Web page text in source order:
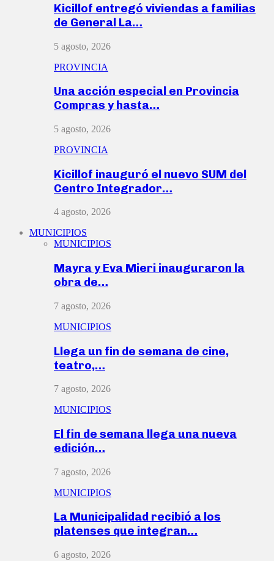
Kicillof entregó viviendas a familias
de General La…
5 agosto, 2026
PROVINCIA
Una acción especial en Provincia
Compras y hasta…
5 agosto, 2026
PROVINCIA
Kicillof inauguró el nuevo SUM del
Centro Integrador…
4 agosto, 2026
MUNICIPIOS
MUNICIPIOS
Mayra y Eva Mieri inauguraron la
obra de…
7 agosto, 2026
MUNICIPIOS
Llega un fin de semana de cine,
teatro,…
7 agosto, 2026
MUNICIPIOS
El fin de semana llega una nueva
edición…
7 agosto, 2026
MUNICIPIOS
La Municipalidad recibió a los
platenses que integran…
6 agosto, 2026